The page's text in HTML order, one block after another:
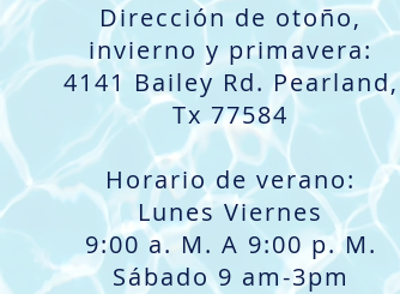
Dirección de otoño,
invierno y primavera:
4141 Bailey Rd. Pearland,
Tx 77584
Horario de verano:
Lunes Viernes
9:00 a. M. A 9:00 p. M.
Sábado 9 am-3pm